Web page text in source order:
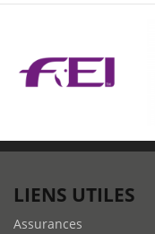
LIENS UTILES
Assurances